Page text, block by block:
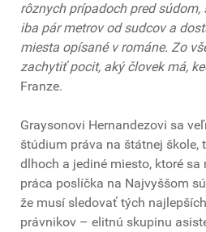
rôznych prípadoch pred
iba pár metrov od sudcov a
miesta opísané v románe. Zo
zachytiť pocit, aký človek má,
Franze.
Graysonovi Hernandezovi sa
štúdium práva na štátnej škole,
dlhoch a jediné miesto, ktoré
práca poslíčka na Najvyššom
že musí sledovať tých
právnikov – elitnú skupinu